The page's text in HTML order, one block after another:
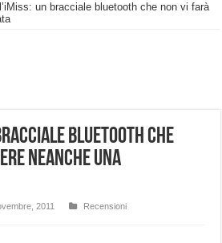
tagliaerba lo appoggi e fa tutto lui! (Senza
mountain bike elettrica biammortizzata.
suonano male? Recensione EarFun Clip 2
un semplice vetro temperato!
SOS, sicurezza e controllo da remoto.
su SOS e comandi da remoto
un bracciale bluetooth che non vi farà
bluetooth che
neanche una
2011
Recensioni